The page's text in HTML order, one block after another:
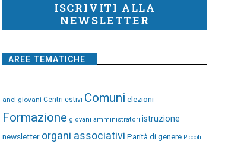
ISCRIVITI ALLA
NEWSLETTER
AREE TEMATICHE
anci giovani Centri estivi Comuni elezioni
Formazione giovani amministratori istruzione
newsletter organi associativi Parità di genere Piccoli